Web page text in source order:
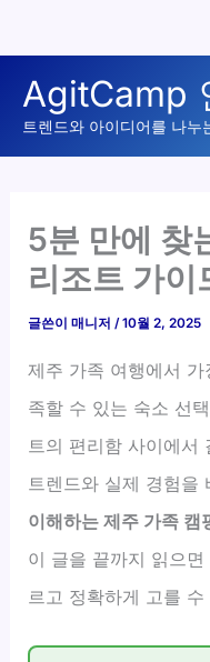
로
AgitCamp
트렌드와 아이디어를 나누
5분 만에 찾
리조트 가이
글쓴이매니저/10월 2, 2025
제주 가족 여행에서
족할 수 있는 숙소 선
트의 편리함 사이에서
트렌드와 실제 경험을
이해하는 제주 가족 캠
이 글을 끝까지 읽으
르고 정확하게 고를 수